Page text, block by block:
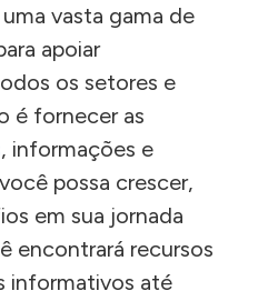
vasta gama de
apoiar
os setores e
é fornecer as
, informações e
possa crescer,
em sua jornada
encontrará recursos
informativos até